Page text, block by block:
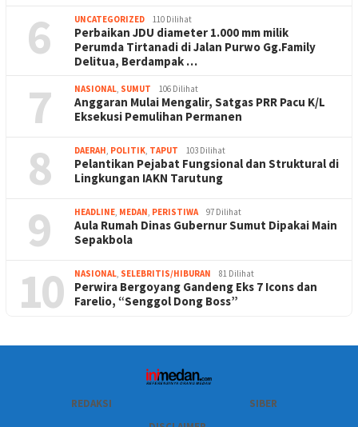
6 UNCATEGORIZED 110 Dilihat
Perbaikan JDU diameter 1.000 mm milik
Perumda Tirtanadi di Jalan Purwo Gg.Family
Delitua, Berdampak …
7 NASIONAL, SUMUT 106 Dilihat
Anggaran Mulai Mengalir, Satgas PRR Pacu K/L
Eksekusi Pemulihan Permanen
8 DAERAH, POLITIK, TAPUT 103 Dilihat
Pelantikan Pejabat Fungsional dan Struktural di
Lingkungan IAKN Tarutung
9 HEADLINE, MEDAN, PERISTIWA 97 Dilihat
Aula Rumah Dinas Gubernur Sumut Dipakai Main
Sepakbola
10 NASIONAL, SELEBRITIS/HIBURAN 81 Dilihat
Perwira Bergoyang Gandeng Eks 7 Icons dan
Farelio, “Senggol Dong Boss”
REDAKSI
SIBER